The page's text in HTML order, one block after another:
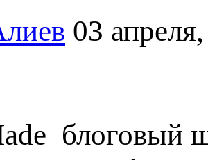
03
блоговый